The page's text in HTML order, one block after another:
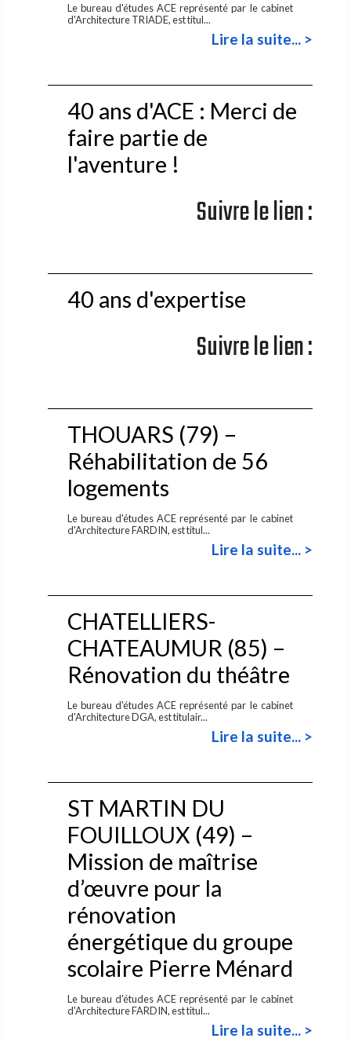
Le bureau d'études ACE représenté par le cabinet
d'Architecture TRIADE, est titul...
Lire la suite... >
40 ans d'ACE : Merci de
faire partie de
l'aventure !
Suivre le lien :
40 ans d'expertise
Suivre le lien :
THOUARS (79) –
Réhabilitation de 56
logements
Le bureau d'études ACE représenté par le cabinet
d'Architecture FARDIN, est titul...
Lire la suite... >
CHATELLIERS-
CHATEAUMUR (85) –
Rénovation du théâtre
Le bureau d'études ACE représenté par le cabinet
d'Architecture DGA, est titulair...
Lire la suite... >
ST MARTIN DU
FOUILLOUX (49) –
Mission de maîtrise
d’œuvre pour la
rénovation
énergétique du groupe
scolaire Pierre Ménard
Le bureau d'études ACE représenté par le cabinet
d'Architecture FARDIN, est titul...
Lire la suite... >